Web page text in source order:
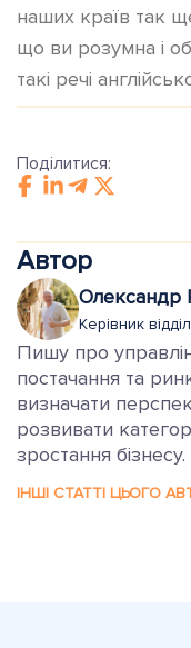
наших країв так
що ви розумна і
такі речі
Поділитися:
Автор
Олександр
Керівник
Пишу про
постачання та
визначати
розвивати
зростання бізнесу.
ІНШІ СТАТТІ ЦЬОГО